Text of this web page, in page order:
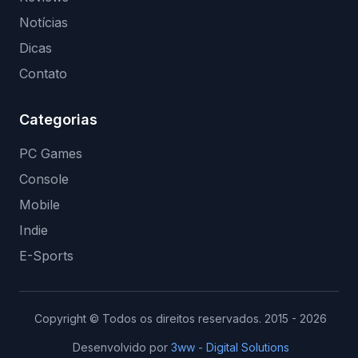
Notícias
Dicas
Contato
Categorias
PC Games
Console
Mobile
Indie
E-Sports
Copyright © Todos os direitos reservados. 2015 - 2026
Desenvolvido por 3ww - Digital Solutions